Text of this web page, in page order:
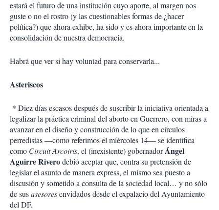
estará el futuro de una institución cuyo aporte, al margen nos
guste o no el rostro (y las cuestionables formas de ¿hacer
política?) que ahora exhibe, ha sido y es ahora importante en la
consolidación de nuestra democracia.
Habrá que ver si hay voluntad para conservarla...
Asteriscos
* Diez días escasos después de suscribir la iniciativa orientada a
legalizar la práctica criminal del aborto en Guerrero, con miras a
avanzar en el diseño y construcción de lo que en círculos
perredistas —como referimos el miércoles 14— se identifica
como CircuitArcoiris, el (inexistente) gobernadorÁngel
Aguirre Riverodebió aceptar que, contra su pretensión de
legislar el asunto de manera express, el mismo sea puesto a
discusión y sometido a consulta de la sociedad local… y no sólo
de susasesoresenvidados desde el expalacio del Ayuntamiento
del DF.